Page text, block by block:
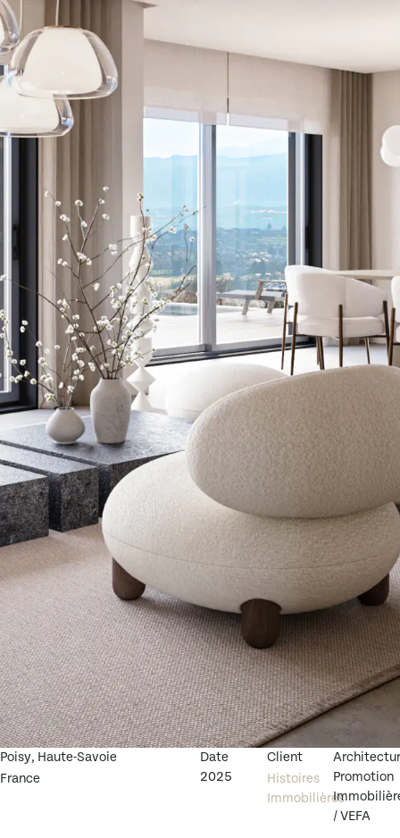
Poisy, Haute-Savoie
France
Date
2025
Client
Histoires
Immobilières
Promotion
/ VEFA